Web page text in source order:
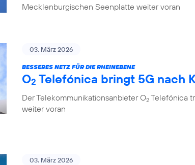
Mecklenburgischen Seenplatte weiter voran
03. März 2026
BESSERES NETZ FÜR DIE RHEINEBENE
O2 Telefónica bringt 5G nach
Der Telekommunikationsanbieter O2 Telefónica
weiter voran
03. März 2026